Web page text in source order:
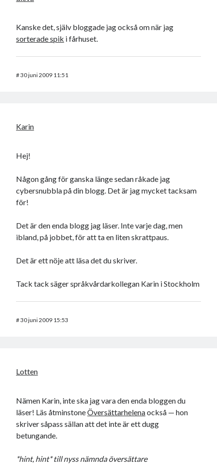
Kanske det, själv bloggade jag också om när jag
sorterade spik i fårhuset.
#30 juni 2009 11:51
Karin
Hej!
Någon gång för ganska länge sedan råkade jag
cybersnubbla på din blogg. Det är jag mycket tacksam
för!
Det är den enda blogg jag läser. Inte varje dag, men
ibland, på jobbet, för att ta en liten skrattpaus.
Det är ett nöje att läsa det du skriver.
Tack tack säger språkvårdarkollegan Karin i Stockholm
#30 juni 2009 15:53
Lotten
Nämen Karin, inte ska jag vara den enda bloggen du
läser! Läs åtminstoneÖversättarhelenaockså — hon
skriver såpass sällan att det inte är ett dugg
betungande.
*hint, hint* till nyss nämnda översättare